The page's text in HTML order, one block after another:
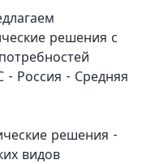
решения с
- Россия - Средняя
решения -
видов